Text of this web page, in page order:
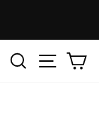
Suche